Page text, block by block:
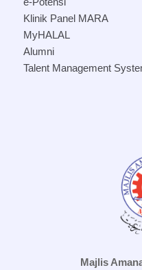
Klinik Panel MARA
MyHALAL
Alumni
Talent Management
Majlis